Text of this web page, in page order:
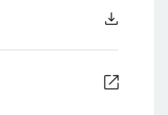
download
open_in_new